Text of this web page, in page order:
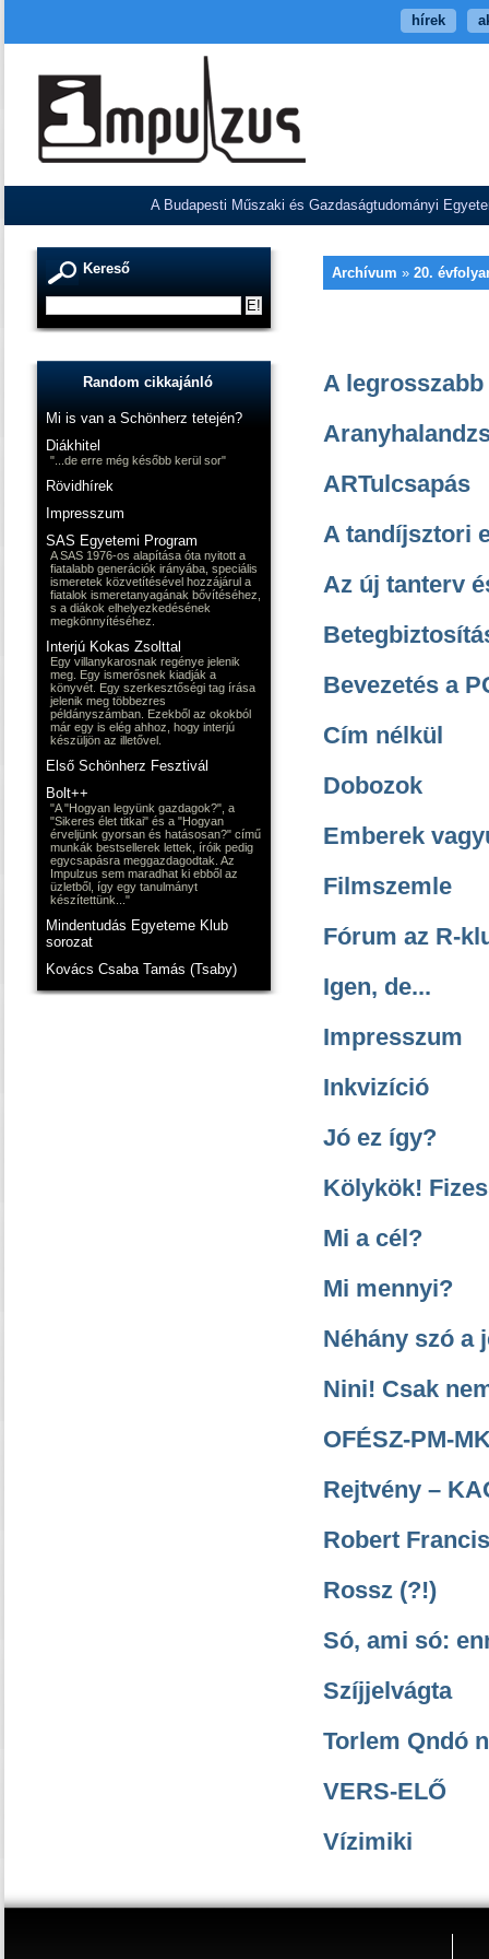
hírek
A Budapesti Műszaki és Gazdaságtudományi
Kereső
Random cikkajánló
Mi is van a Schönherz tetején?
Diákhitel
"...de erre még később kerül sor"
Rövidhírek
Impresszum
SAS Egyetemi Program
A SAS 1976-os alapítása óta nyitott a
fiatalabb generációk irányába, speciális
ismeretek közvetítésével hozzájárul a
fiatalok ismeretanyagának bővítéséhez,
s a diákok elhelyezkedésének
megkönnyítéséhez.
Interjú Kokas Zsolttal
Egy villanykarosnak regénye jelenik
meg. Egy ismerősnek kiadják a
könyvét. Egy szerkesztőségi tag írása
jelenik meg többezres
példányszámban. Ezekből az okokból
már egy is elég ahhoz, hogy interjú
készüljön az illetővel.
Első Schönherz Fesztivál
Bolt++
"A "Hogyan legyünk gazdagok?", a
"Sikeres élet titkai" és a "Hogyan
érveljünk gyorsan és hatásosan?" című
munkák bestsellerek lettek, íróik pedig
egycsapásra meggazdagodtak. Az
Impulzus sem maradhat ki ebből az
üzletből, így egy tanulmányt
készítettünk..."
Mindentudás Egyeteme Klub
sorozat
Kovács Csaba Tamás (Tsaby)
Archívum » 20.
A
ARTulcsapás
A tandíjsztori
Az új tanterv
Bevezetés a
Cím nélkül
Dobozok
Emberek
Filmszemle
Fórum az R-
Igen, de...
Impresszum
Inkvizíció
Jó ez így?
Kölykök!
Mi a cél?
Mi mennyi?
Néhány szó a
Nini! Csak
OFÉSZ-PM-
Rejtvény –
Robert
Rossz (?!)
Só, ami só:
Szíjjelvágta
Torlem Qndó
VERS-ELŐ
Vízimiki